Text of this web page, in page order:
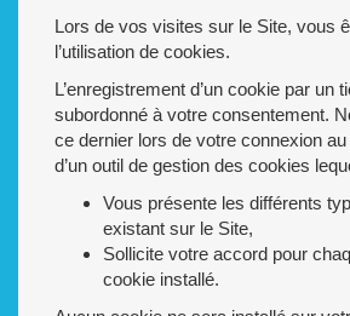
Lors de vos visites sur le Site, vous
l’utilisation de cookies.
L’enregistrement d’un cookie par un
subordonné à votre consentement.
ce dernier lors de votre connexion
d’un outil de gestion des cookies
Vous présente les différents
existant sur le Site,
Sollicite votre accord pour
cookie installé.